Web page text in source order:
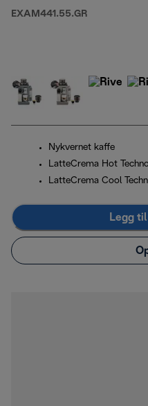
EXAM441.55.GR
Nykvernet kaffe
LatteCrema Hot
LatteCrema Cool
Legg